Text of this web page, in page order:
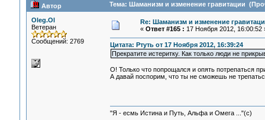
Автор Тема: Шаманизм и изменение гравитации
Oleg.Ol
Ветеран
Сообщений: 2769
Re: Шаманизм и изменение
« Ответ #165 : 17 Ноября 2012, 16:00:52
Цитата: Ртуть от 17 Ноября 2012, 16:39:24
Прекратите истеритку. Как только люди не
О! Только что попрощался и опять потрепаться
А давай поспорим, что ты не сможешь не
"Я - есмь Истина и Путь, Альфа и Омега ..."(с)